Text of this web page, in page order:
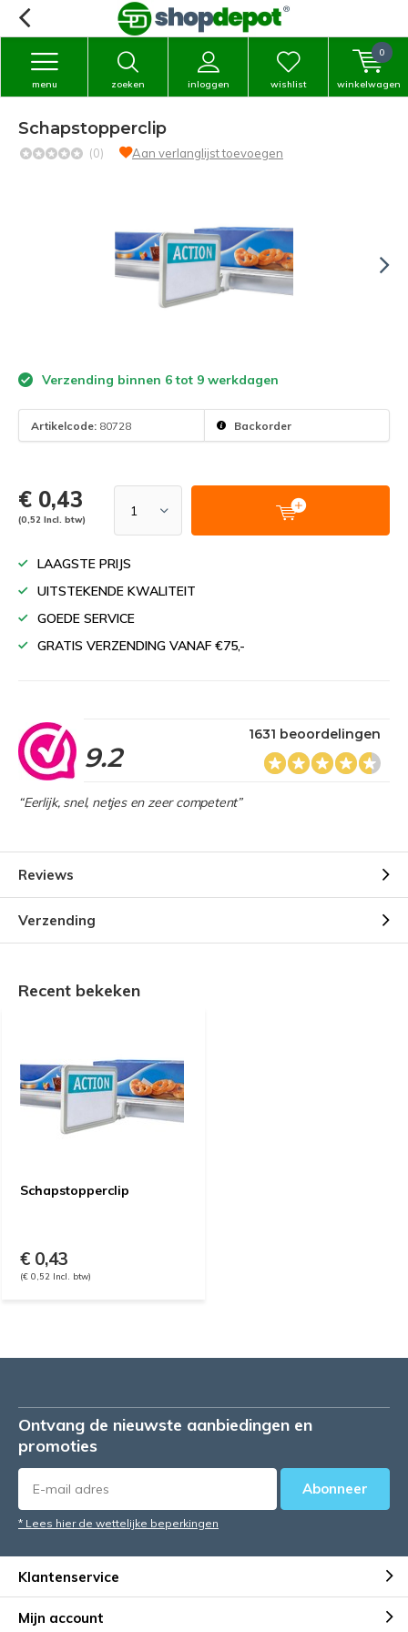
zoeken inloggen
menu wishlist winkelwagen
0
Schapstopperclip
(0) Aan verlanglijst toevoegen
Verzending binnen 6 tot 9 werkdagen
Artikelcode: 80728 Backorder
€ 0,43
(0,52 Incl. btw)
LAAGSTE PRIJS
UITSTEKENDE KWALITEIT
GOEDE SERVICE
GRATIS VERZENDING VANAF €75,-
9.2
1631 beoordelingen
“Eerlijk, snel, netjes en zeer competent”
Reviews
Verzending
Recent bekeken
Schapstopperclip
€ 0,43
(€ 0,52 Incl. btw)
Ontvang de nieuwste aanbiedingen en
promoties
Abonneer
* Lees hier de wettelijke beperkingen
Klantenservice
Mijn account